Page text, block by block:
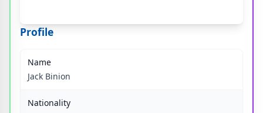
Profile
Name
Jack Binion
Nationality